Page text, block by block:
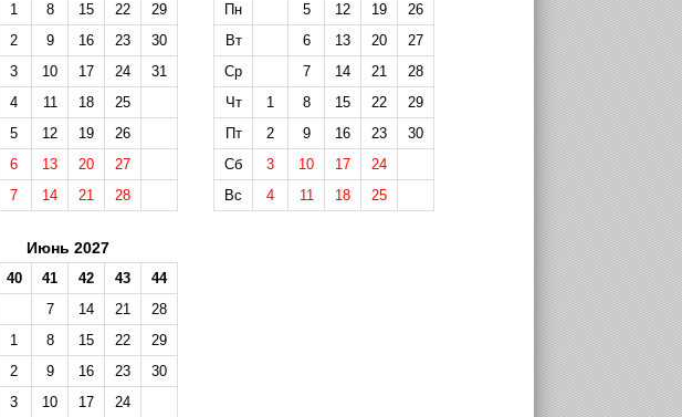
1 8 15 22
29
2 9 16 23
30
3 10 17 24
31
4 11 18
25
5 12 19
26
6 13 20
27
7 14 21 28
Пн
5 12 19
26
Вт
6 13 20
27
Ср
7 14 21
28
Чт
1 8 15 22
29
Пт
2 9 16 23
30
Сб
3 10 17
24
Вс
4 11 18 25
Июнь 2027
40 41 42 43
44
7 14 21
28
1 8 15 22
29
2 9 16 23
30
3 10 17 24